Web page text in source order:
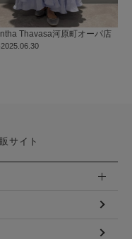
2025.06.30
Thavasa河原町オーパ店
サイト